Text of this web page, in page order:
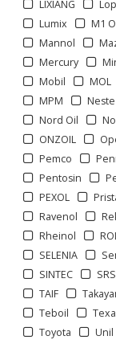
LIXIANG
Lumix
M1
Mannol
Mercury
Mobil
MOL
MPM
Neste
Nord Oil
ONZOIL
Pemco
Pentosin
PEXOL
Ravenol
Rheinol
SELENIA
SINTEC
SRS
TAIF
Teboil
Toyota
Unil
Отображать по: